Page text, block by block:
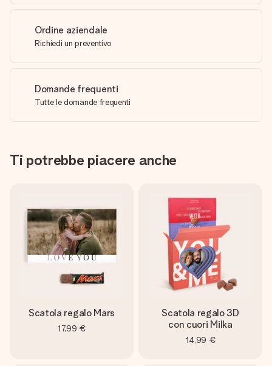
Ordine aziendale
Richiedi un preventivo
Domande frequenti
Tutte le domande frequenti
Ti potrebbe piacere anche
Scatola regalo Mars
17,99 €
Scatola regalo 3D
con cuori Milka
14,99 €